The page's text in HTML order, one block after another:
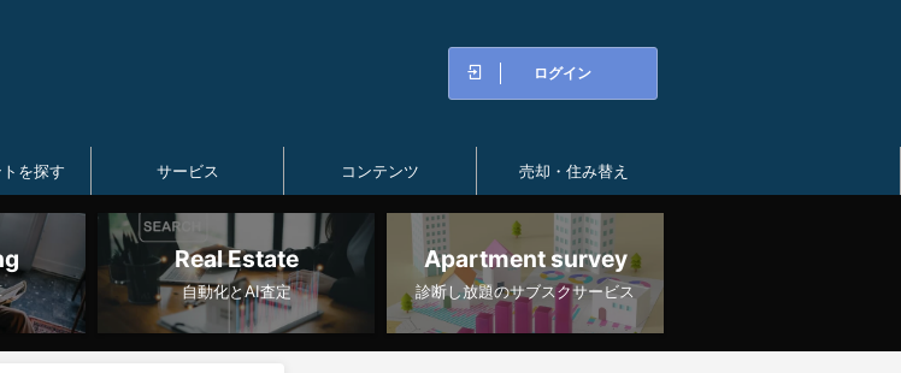
ログイン
を探す サービス コンテンツ 売却・住み替え
Real Estate
自動化とAI査定
Apartment survey
診断し放題のサブスクサービス